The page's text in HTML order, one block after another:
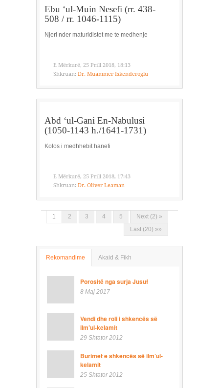
Ebu ‘ul-Muin Nesefi (rr. 438-
508 / rr. 1046-1115)
Njeri nder maturidistet me te medhenje
E Mërkurë, 25 Prill 2018, 18:13
Shkruan: Dr. Muammer Iskenderoglu
Abd ‘ul-Gani En-Nabulusi
(1050-1143 h./1641-1731)
Kolos i medhhebit hanefi
E Mërkurë, 25 Prill 2018, 17:43
Shkruan: Dr. Oliver Leaman
1 2 3 4 5
Next (2) »
Last (20) »»
Rekomandime Akaid & Fikh
Porositë nga surja Jusuf
8 Maj 2017
Vendi dhe roli i shkencës së
ilm’ul-kelamit
29 Shtator 2012
Burimet e shkencës së ilm’ul-
kelamit
25 Shtator 2012